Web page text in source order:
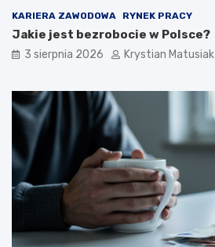
KARIERA ZAWODOWA RYNEK PRACY
Jakie jest bezrobocie w Polsce?
3 sierpnia 2026 Krystian Matusiak